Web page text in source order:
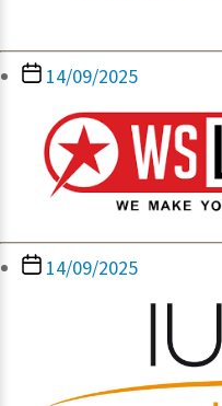
Berichtdatum
14/09/2025
Berichtdatum
14/09/2025